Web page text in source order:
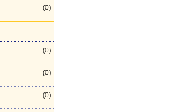
(0)
(0)
(0)
(0)